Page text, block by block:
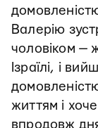
Валерію
чоловіком —
Ізраїлі, і
життям і
впродовж